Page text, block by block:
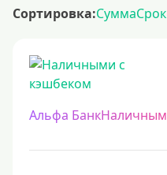
Сортировка:СуммаСрок
Альфа